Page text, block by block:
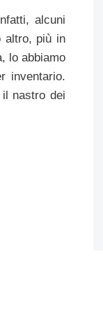
alcuni
altro, più in
lo abbiamo
inventario.
nastro dei